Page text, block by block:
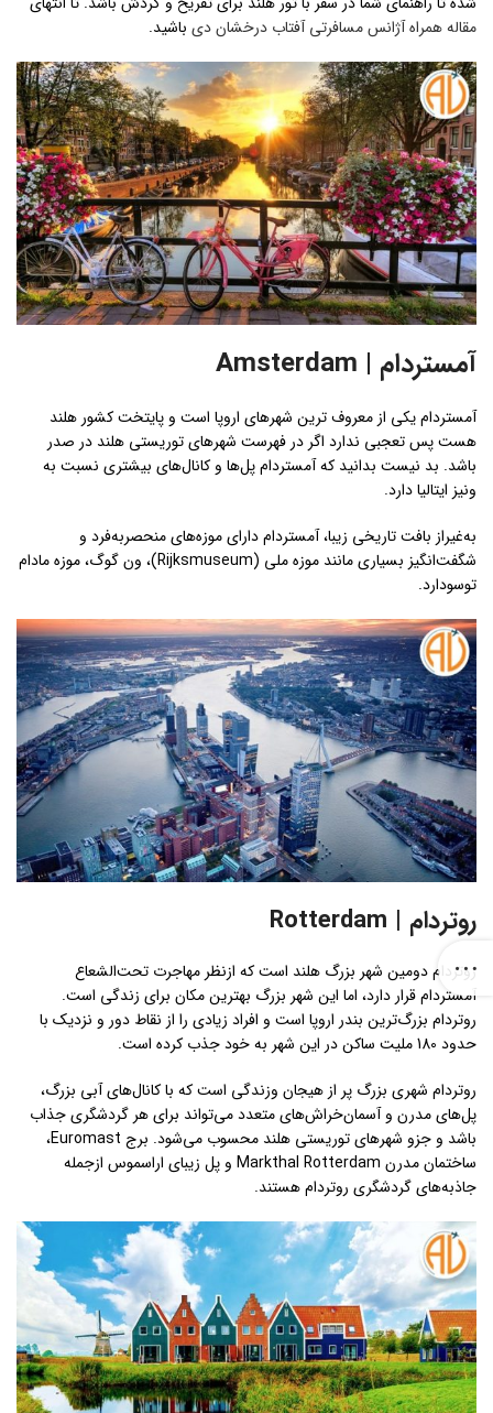
مقاله همراه آژانس مسافرتی آفتاب درخشان دی باشید.
آمستردام | Amsterdam
آمستردام یکی از معروف‌ ترین شهرهای اروپا است و پایتخت کشور هلند
هست پس تعجبی ندارد اگر در فهرست شهرهای توریستی هلند در صدر
باشد. بد نیست بدانید که آمستردام پل‌ها و کانال‌های بیشتری نسبت به
ونیز ایتالیا دارد.
به‌غیراز بافت تاریخی زیبا، آمستردام دارای موزه‌های منحصربه‌فرد و
شگفت‌انگیز بسیاری مانند موزه ملی (Rijksmuseum)، ون گوگ، موزه مادام
توسودارد.
روتردام | Rotterdam
روتردام دومین شهر بزرگ هلند است که ازنظر مهاجرت تحت‌الشعاع
آمستردام قرار دارد، اما این شهر بزرگ بهترین مکان برای زندگی است.
روتردام بزرگ‌ترین بندر اروپا است و افراد زیادی را از نقاط دور و نزدیک با
حدود 180 ملیت ساکن در این شهر به خود جذب کرده است.
روتردام شهری بزرگ پر از هیجان وزندگی است که با کانال‌های آبی بزرگ،
پل‌های مدرن و آسمان‌خراش‌های متعدد می‌تواند برای هر گردشگری جذاب
باشد و جزو شهرهای توریستی هلند محسوب می‌شود. برج Euromast،
ساختمان مدرن Markthal Rotterdam و پل زیبای اراسموس ازجمله
جاذبه‌های گردشگری روتردام هستند.